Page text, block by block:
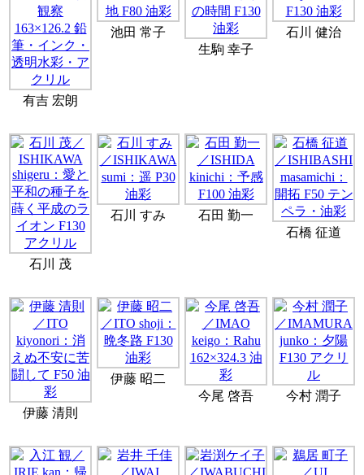
有吉 宏朗
池田 常子
生駒 幸子
石川 健治
石川 茂
石川 すみ
石田 勤一
石橋 征道
伊藤 清則
伊藤 昭二
今尾 啓吾
今村 潤子